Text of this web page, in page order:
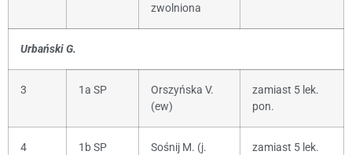
zwolniona
Urbański G.
3 1a SP
Orszyńska V.
(ew)
zamiast 5 lek.
pon.
4 1b SP
Sośnij M. (j.
zamiast 5 lek.